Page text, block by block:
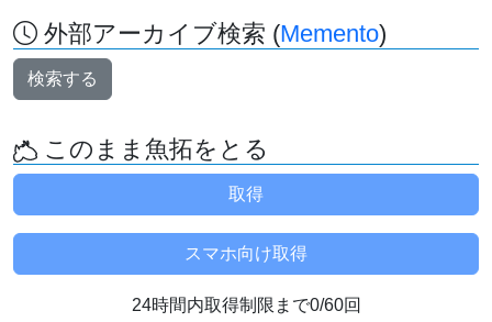
外部アーカイブ検索 (Memento)
検索する
このまま魚拓をとる
24時間内取得制限まで0/60回